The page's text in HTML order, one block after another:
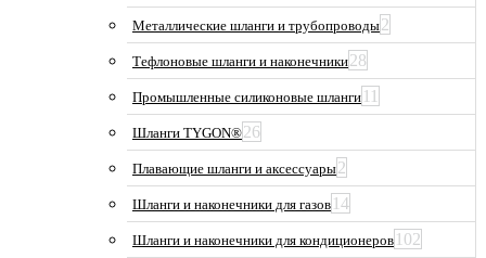
Металлические шланги и трубопроводы2
Тефлоновые шланги и наконечники28
Промышленные силиконовые шланги 11
Шланги TYGON®26
Плавающие шланги и аксессуары2
Шланги и наконечники для газов 14
Шланги и наконечники для кондиционеров 102